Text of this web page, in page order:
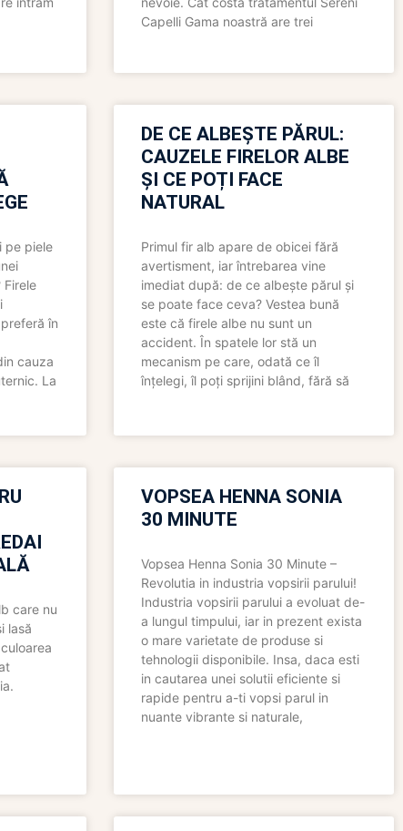
Capelli Gama noastră are trei
pe piele
Firele
în
cauza
La
DE CE ALBEȘTE PĂRUL:
CAUZELE FIRELOR ALBE
ȘI CE POȚI FACE
NATURAL
Primul fir alb apare de obicei fără
avertisment, iar întrebarea vine
imediat după: de ce albește părul și
se poate face ceva? Vestea bună
este că firele albe nu sunt un
accident. În spatele lor stă un
mecanism pe care, odată ce îl
înțelegi, îl poți sprijini blând, fără să
care nu
lasă
VOPSEA HENNA SONIA
30 MINUTE
Vopsea Henna Sonia 30 Minute –
Revolutia in industria vopsirii parului!
Industria vopsirii parului a evoluat de-
a lungul timpului, iar in prezent exista
o mare varietate de produse si
tehnologii disponibile. Insa, daca esti
in cautarea unei solutii eficiente si
rapide pentru a-ti vopsi parul in
nuante vibrante si naturale,